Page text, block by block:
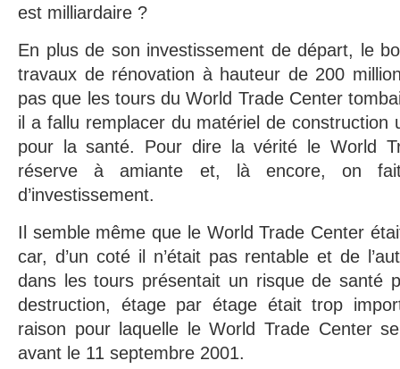
est milliardaire ?
En plus de son investissement de départ, le
travaux de rénovation à hauteur de 200
pas que les tours du World Trade Center
il a fallu remplacer du matériel de construction
pour la santé. Pour dire la vérité le World
réserve à amiante et, là encore, on
d’investissement.
Il semble même que le World Trade Center
car, d’un coté il n’était pas rentable et de
dans les tours présentait un risque de santé
destruction, étage par étage était trop
raison pour laquelle le World Trade Center
avant le 11 septembre 2001.